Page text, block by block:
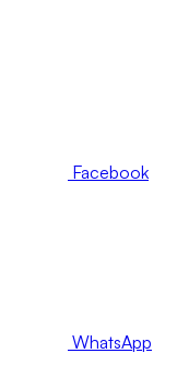
Facebook
WhatsApp